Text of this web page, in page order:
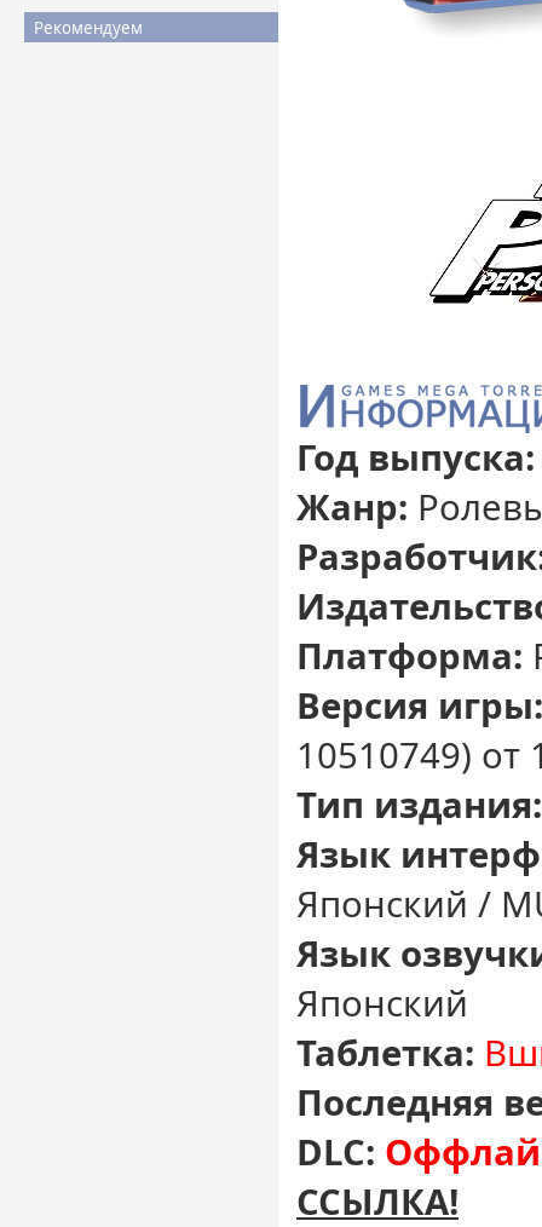
Рекомендуем
Год выпуска:
Жанр:
Платформа:
Версия игры:
10510749) от
Тип издания:
Язык
Японский /
Язык
Японский
Таблетка:
Последняя
DLC:
ССЫЛКА!